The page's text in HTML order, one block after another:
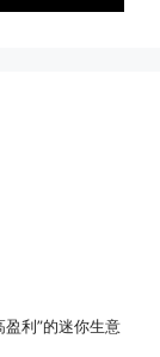
利”的迷你生意